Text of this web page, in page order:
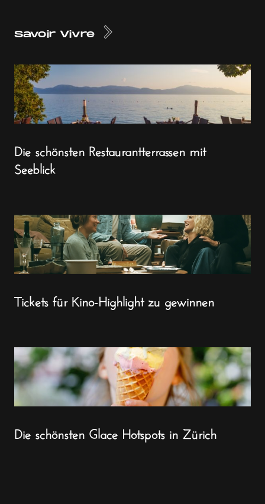
Savoir Vivre
Die schönsten Restaurantterrassen mit
Seeblick
Tickets für Kino-Highlight zu gewinnen
Die schönsten Glace Hotspots in Zürich